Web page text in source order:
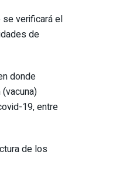
se verificará el
de
donde
19, entre
de los